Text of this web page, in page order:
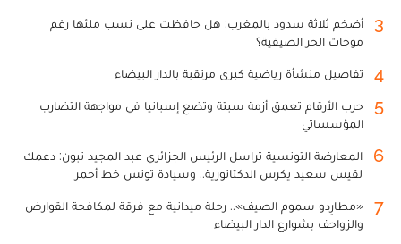
3
أضخم ثلاثة سدود بالمغرب: هل حافظت على نسب ملئها رغم
موجات الحر الصيفية؟
4 تفاصيل منشأة رياضية كبرى مرتقبة بالدار البيضاء
5
حرب الأرقام تعمق أزمة سبتة وتضع إسبانيا في مواجهة التضارب
المؤسساتي
6
المعارضة التونسية تراسل الرئيس الجزائري عبد المجيد تبون: دعمك
لقيس سعيد يكرس الدكتاتورية.. وسيادة تونس خط أحمر
7
«مطارِدو سموم الصيف».. رحلة ميدانية مع فرقة لمكافحة القوارض
والزواحف بشوارع الدار البيضاء